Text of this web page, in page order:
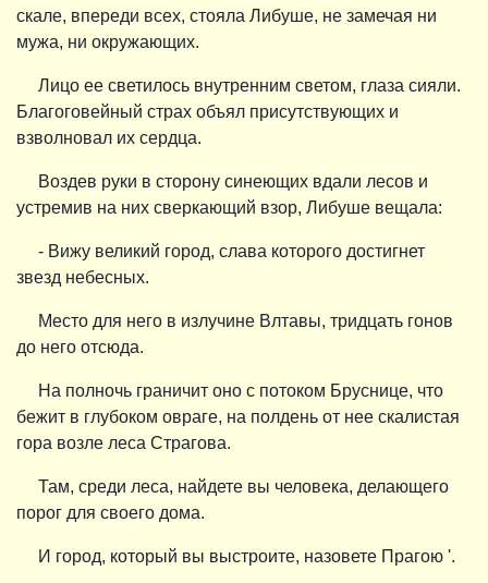
скале, впереди всех, стояла Либуше, не замечая ни
мужа, ни окружающих.
Лицо ее светилось внутренним светом, глаза сияли.
Благоговейный страх объял присутствующих и
взволновал их сердца.
Воздев руки в сторону синеющих вдали лесов и
устремив на них сверкающий взор, Либуше вещала:
- Вижу великий город, слава которого достигнет
звезд небесных.
Место для него в излучине Влтавы, тридцать гонов
до него отсюда.
На полночь граничит оно с потоком Бруснице, что
бежит в глубоком овраге, на полдень от нее скалистая
гора возле леса Страгова.
Там, среди леса, найдете вы человека, делающего
порог для своего дома.
И город, который вы выстроите, назовете Прагою '.